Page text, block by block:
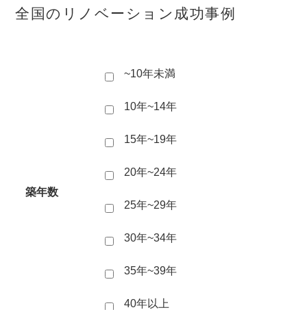
全国のリノベーション成功事例
築年数
~10年未満
10年~14年
15年~19年
20年~24年
25年~29年
30年~34年
35年~39年
40年以上